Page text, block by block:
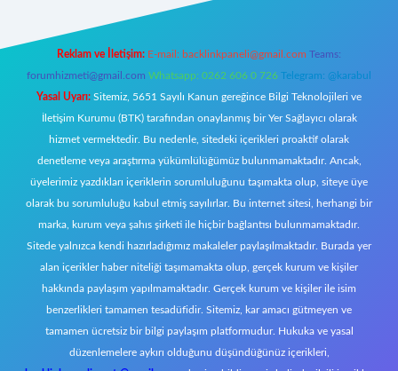
Reklam ve İletişim: E-mail: backlinkpaneli@gmail.com Teams:
forumhizmeti@gmail.com Whatsapp: 0262 606 0 726 Telegram: @karabul
Yasal Uyarı: Sitemiz, 5651 Sayılı Kanun gereğince Bilgi Teknolojileri ve
İletişim Kurumu (BTK) tarafından onaylanmış bir Yer Sağlayıcı olarak
hizmet vermektedir. Bu nedenle, sitedeki içerikleri proaktif olarak
denetleme veya araştırma yükümlülüğümüz bulunmamaktadır. Ancak,
üyelerimiz yazdıkları içeriklerin sorumluluğunu taşımakta olup, siteye üye
olarak bu sorumluluğu kabul etmiş sayılırlar. Bu internet sitesi, herhangi bir
marka, kurum veya şahıs şirketi ile hiçbir bağlantısı bulunmamaktadır.
Sitede yalnızca kendi hazırladığımız makaleler paylaşılmaktadır. Burada yer
alan içerikler haber niteliği taşımamakta olup, gerçek kurum ve kişiler
hakkında paylaşım yapılmamaktadır. Gerçek kurum ve kişiler ile isim
benzerlikleri tamamen tesadüfidir. Sitemiz, kar amacı gütmeyen ve
tamamen ücretsiz bir bilgi paylaşım platformudur. Hukuka ve yasal
düzenlemelere aykırı olduğunu düşündüğünüz içerikleri,